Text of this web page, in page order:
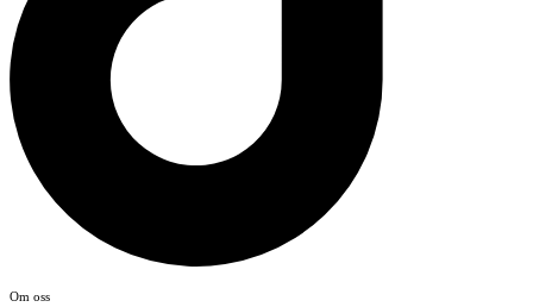
Om oss